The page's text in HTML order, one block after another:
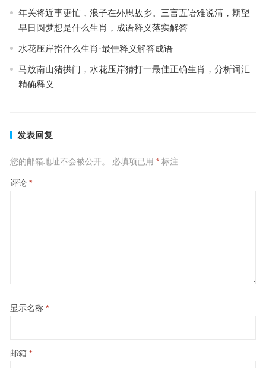
年关将近事更忙，浪子在外思故乡。三言五语难说清，期望
早日圆梦想是什么生肖，成语释义落实解答
水花压岸指什么生肖·最佳释义解答成语
马放南山猪拱门，水花压岸猜打一最佳正确生肖，分析词汇
精确释义
发表回复
您的邮箱地址不会被公开。 必填项已用 *标注
评论 *
显示名称 *
邮箱 *